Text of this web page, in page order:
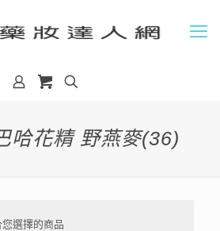
哈花精 野燕麥(36)
選擇的商品